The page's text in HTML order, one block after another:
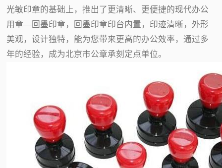
光敏印章的基础上，推出了更清晰、更便捷的现代办公
用章—回墨印章，回墨印章印台内置，印迹清晰，外形
美观，设计独特，能为您带来更高的办公效率，通过多
年的经验，成为北京市公章承刻定点单位。